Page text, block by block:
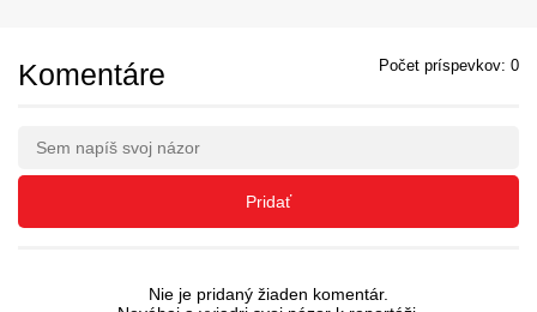
Komentáre Počet príspevkov: 0
Pridať
Nie je pridaný žiaden komentár.